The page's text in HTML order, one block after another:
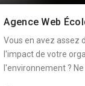
Agence Web
Vous en avez assez
l'impact de votre
l'environnement ? Ne